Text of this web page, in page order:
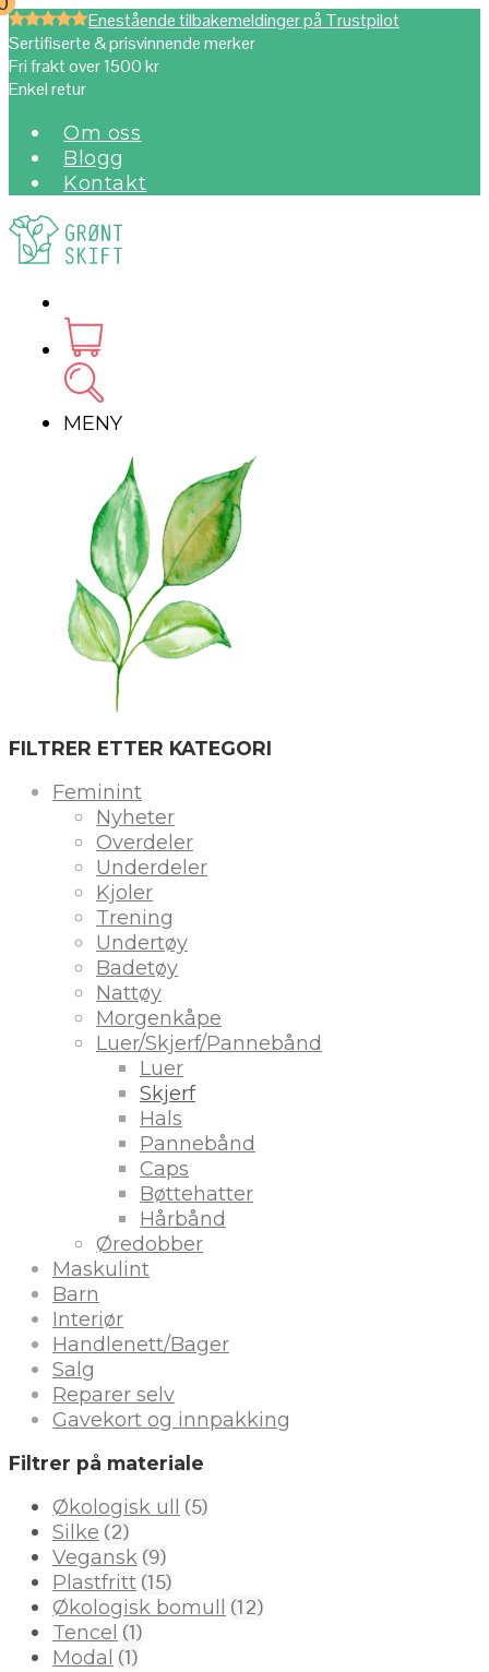
Enestående tilbakemeldinger på Trustpilot
Sertifiserte & prisvinnende merker
Fri frakt over 1500 kr
Enkel retur
Om oss
Blogg
Kontakt
MENY
FILTRER ETTER KATEGORI
Feminint
Nyheter
Overdeler
Underdeler
Kjoler
Trening
Undertøy
Badetøy
Nattøy
Morgenkåpe
Luer/Skjerf/Pannebånd
Luer
Skjerf
Hals
Pannebånd
Caps
Bøttehatter
Hårbånd
Øredobber
Maskulint
Barn
Interiør
Handlenett/Bager
Salg
Reparer selv
Gavekort og innpakking
Filtrer på materiale
Økologisk ull (5)
Silke (2)
Vegansk (9)
Plastfritt (15)
Økologisk bomull (12)
Tencel (1)
Modal (1)